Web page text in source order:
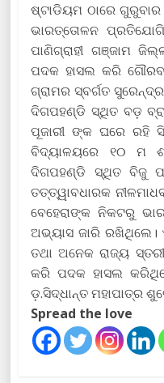
ଷ୍ଟାଡିୟମ ଠାରେ
ଭାରତ୍ତୋଳନ
ପାଣିଗ୍ରାହୀ ଗଞ୍ଜାମ
ପଦକ ହାସଲ କରି
ଗ୍ରାମର ସ୍ବର୍ଗତ ସୁରେନ୍ଦ୍ର
ଦିଗପହଣ୍ଡି ସ୍ଥିତ ବଡ଼
ପୂଜାରୀ ଙ୍କ ଘରେ ରହି
ବିଦ୍ୟାଳୟରେ ୧୦ ମ
ଦିଗପହଣ୍ଡି ସ୍ଥିତ ବିଜୁ
ତତ୍ତ୍ୱାବଧାରକ
ବେହେରାଙ୍କ ନିକଟରୁ
ଅଭ୍ୟାସ ଜାରି ରଖିଥିଲେ।
ତଥା ଅନେକ ରାଜ୍ୟ
କରି ପଦକ ହାସଲ
ଡ଼.ସିଦ୍ଧାନ୍ତ ମହାପାତ୍ର
Spread the love